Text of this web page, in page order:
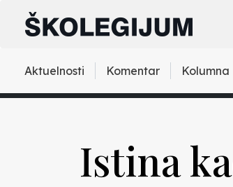
Aktuelnosti Komentar Kolumna
Istina